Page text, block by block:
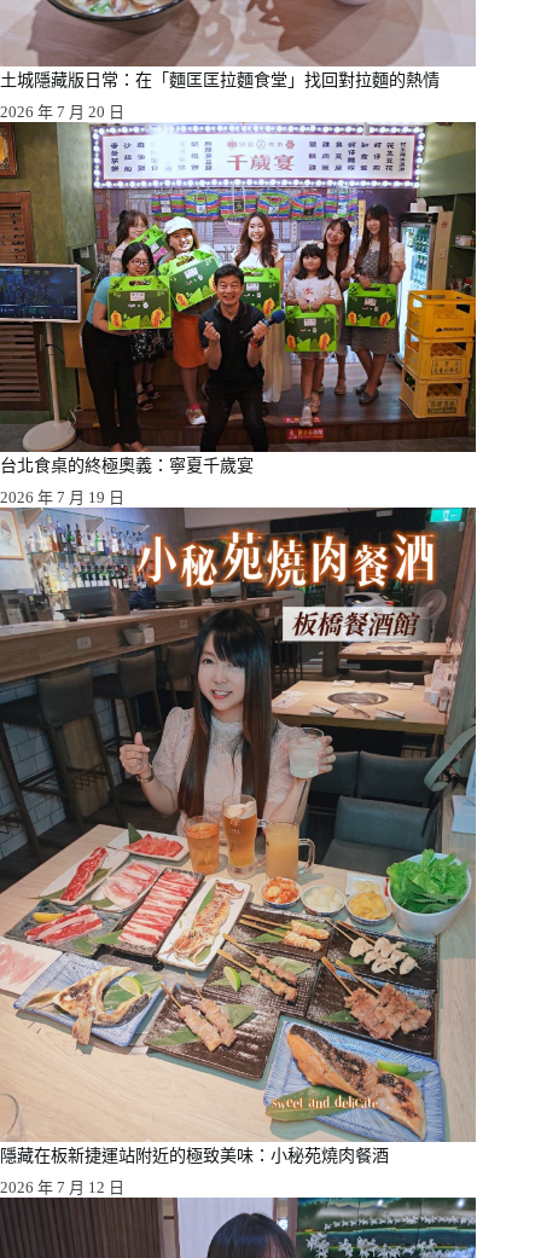
土城隱藏版日常：在「麵匡匡拉麵食堂」找回對拉麵的熱情
2026 年 7 月 20 日
台北食桌的終極奧義：寧夏千歲宴
2026 年 7 月 19 日
隱藏在板新捷運站附近的極致美味：小秘苑燒肉餐酒
2026 年 7 月 12 日